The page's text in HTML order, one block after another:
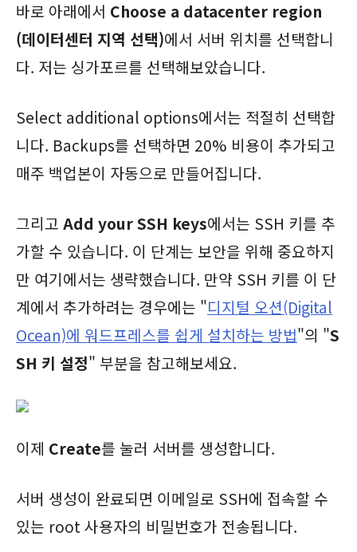
바로 아래에서 Choose a datacenter region
(데이터센터 지역 선택)에서 서버 위치를 선택합니
다. 저는 싱가포르를 선택해보았습니다.
Select additional options에서는 적절히 선택합
니다. Backups를 선택하면 20% 비용이 추가되고
매주 백업본이 자동으로 만들어집니다.
그리고 Add your SSH keys에서는 SSH 키를 추
가할 수 있습니다. 이 단계는 보안을 위해 중요하지
만 여기에서는 생략했습니다. 만약 SSH 키를 이 단
계에서 추가하려는 경우에는 "디지털 오션(Digital
Ocean)에 워드프레스를 쉽게 설치하는 방법"의 "S
SH 키 설정" 부분을 참고해보세요.
이제 Create를 눌러 서버를 생성합니다.
서버 생성이 완료되면 이메일로 SSH에 접속할 수
있는 root 사용자의 비밀번호가 전송됩니다.